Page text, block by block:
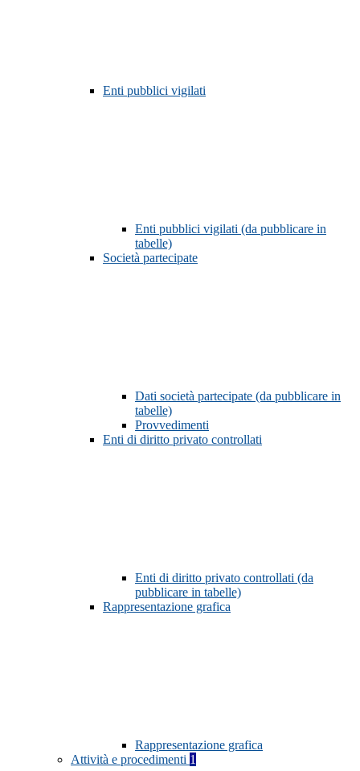
Enti pubblici vigilati
Enti pubblici vigilati (da pubblicare in
tabelle)
Società partecipate
Dati società partecipate (da pubblicare in
tabelle)
Provvedimenti
Enti di diritto privato controllati
Enti di diritto privato controllati (da
pubblicare in tabelle)
Rappresentazione grafica
Rappresentazione grafica
Attività e procedimenti 1